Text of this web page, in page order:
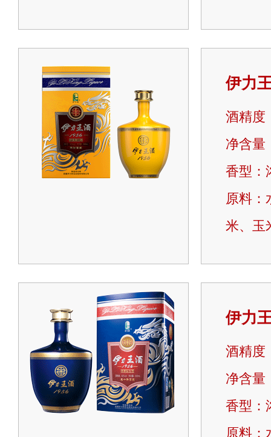
伊力
酒精度
净含量
香型：
原料：
米、玉
伊力
酒精度
净含量
香型：
原料：